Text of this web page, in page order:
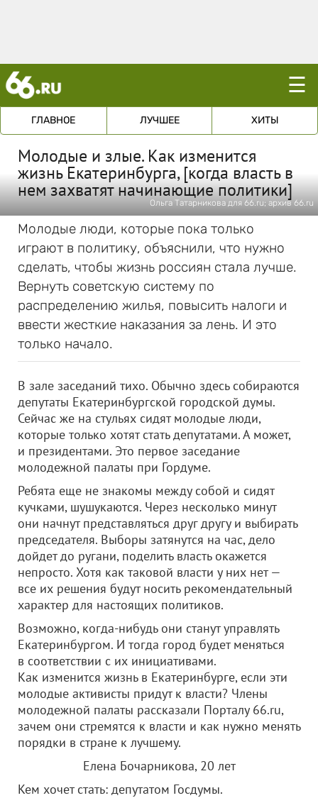
☰
ГЛАВНОЕ ЛУЧШЕЕ ХИТЫ
Молодые и злые. Как изменится
жизнь Екатеринбурга, [когда власть в
нем захватят начинающие политики]
Ольга Татарникова для 66.ru; архив 66.ru
Молодые люди, которые пока только
играют в политику, объяснили, что нужно
сделать, чтобы жизнь россиян стала лучше.
Вернуть советскую систему по
распределению жилья, повысить налоги и
ввести жесткие наказания за лень. И это
только начало.
В зале заседаний тихо. Обычно здесь собираются
депутаты Екатеринбургской городской думы.
Сейчас же на стульях сидят молодые люди,
которые только хотят стать депутатами. А может,
и президентами. Это первое заседание
молодежной палаты при Гордуме.
Ребята еще не знакомы между собой и сидят
кучками, шушукаются. Через несколько минут
они начнут представляться друг другу и выбирать
председателя. Выборы затянутся на час, дело
дойдет до ругани, поделить власть окажется
непросто. Хотя как таковой власти у них нет —
все их решения будут носить рекомендательный
характер для настоящих политиков.
Возможно, когда-нибудь они станут управлять
Екатеринбургом. И тогда город будет меняться
в соответствии с их инициативами.
Как изменится жизнь в Екатеринбурге, если эти
молодые активисты придут к власти? Члены
молодежной палаты рассказали Порталу 66.ru,
зачем они стремятся к власти и как нужно менять
порядки в стране к лучшему.
Елена Бочарникова, 20 лет
Кем хочет стать: депутатом Госдумы.